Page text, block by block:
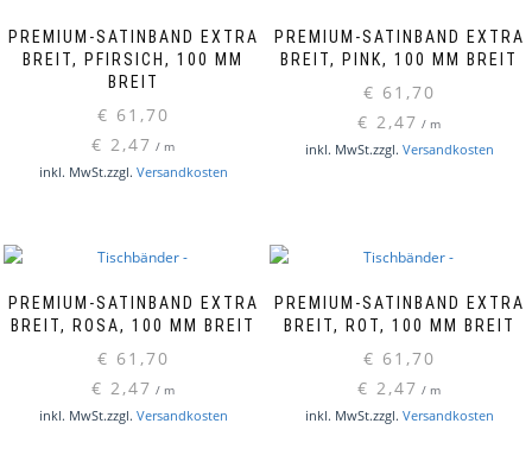
PREMIUM-SATINBAND EXTRA
BREIT, PFIRSICH, 100 MM
BREIT
€ 61,70
€ 2,47 / m
inkl. MwSt.zzgl. Versandkosten
PREMIUM-SATINBAND EXTRA
BREIT, PINK, 100 MM BREIT
€ 61,70
€ 2,47 / m
inkl. MwSt.zzgl. Versandkosten
PREMIUM-SATINBAND EXTRA
BREIT, ROSA, 100 MM BREIT
€ 61,70
€ 2,47 / m
inkl. MwSt.zzgl. Versandkosten
PREMIUM-SATINBAND EXTRA
BREIT, ROT, 100 MM BREIT
€ 61,70
€ 2,47 / m
inkl. MwSt.zzgl. Versandkosten